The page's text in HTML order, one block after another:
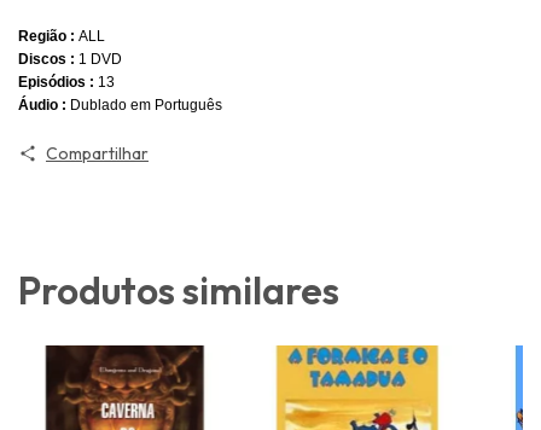
Região : ALL
Discos : 1 DVD
Episódios : 13
Áudio : Dublado em Português
Compartilhar
Produtos similares